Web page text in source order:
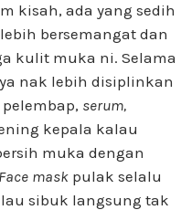
kisah, ada yang sedih
bersemangat dan
kulit muka ni. Selama
nak lebih disiplinkan
pelembap, serum,
kepala kalau
muka dengan
Face maskpulak selalu
sibuk langsung tak